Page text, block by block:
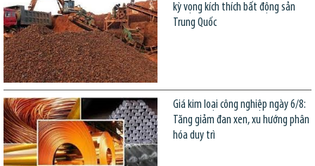
kỳ vọng kích thích bất động sản
Trung Quốc
Giá kim loại công nghiệp ngày 6/8:
Tăng giảm đan xen, xu hướng phân
hóa duy trì